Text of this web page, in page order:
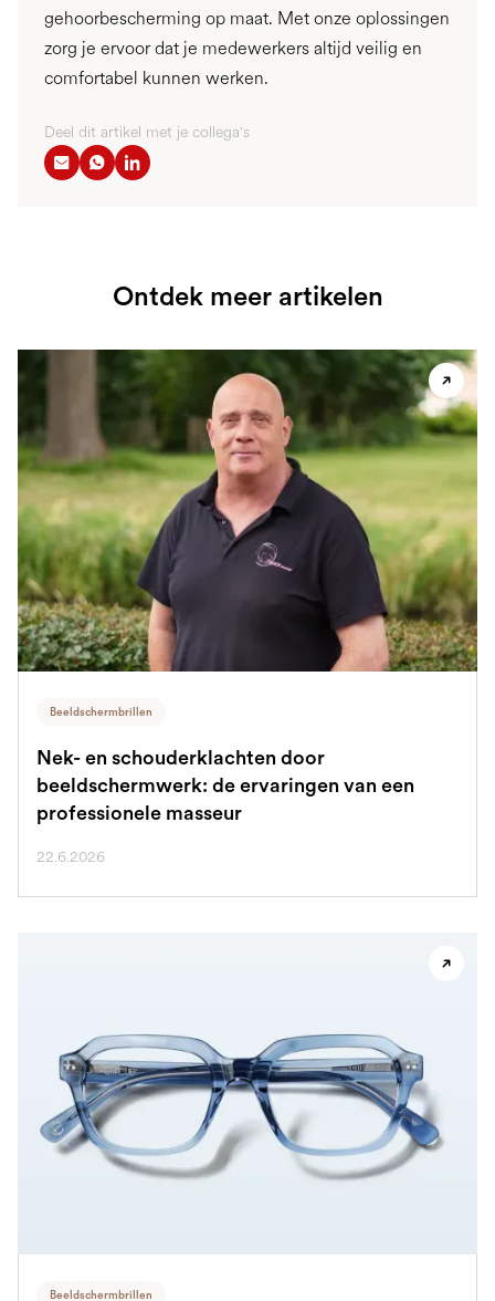
gehoorbescherming op maat. Met onze oplossingen
zorg je ervoor dat je medewerkers altijd veilig en
comfortabel kunnen werken.
Deel dit artikel met je collega's
Ontdek meer artikelen
Beeldschermbrillen
Nek- en schouderklachten door
beeldschermwerk: de ervaringen van een
professionele masseur
22.6.2026
Beeldschermbrillen